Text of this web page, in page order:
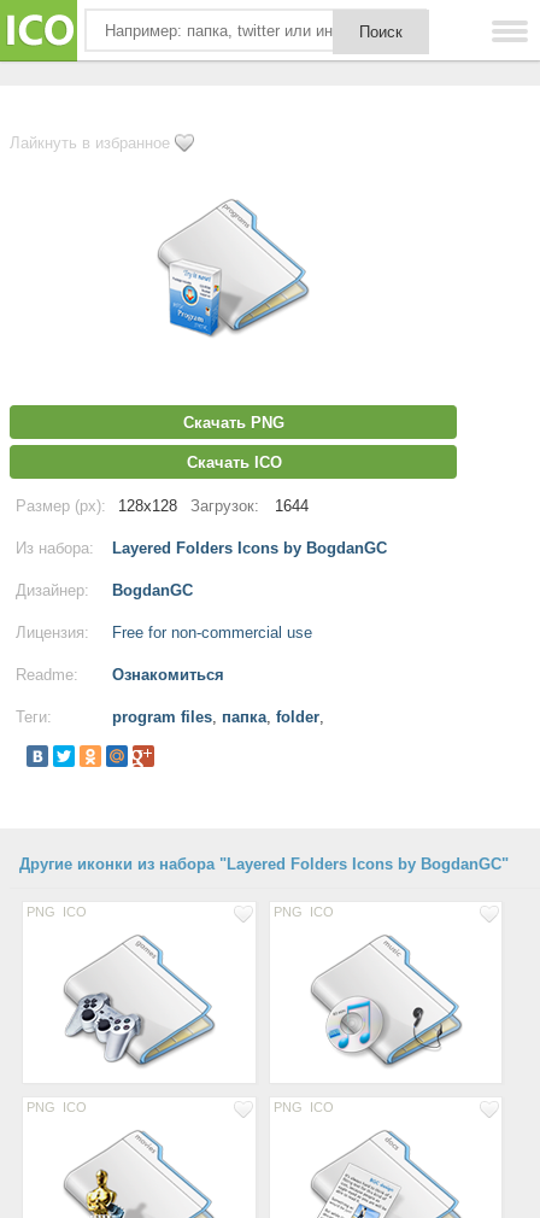
Лайкнуть в избранное
Скачать PNG
Скачать ICO
Размер (px): 128x128 Загрузок: 1644
Из набора: Layered Folders Icons by BogdanGC
Дизайнер: BogdanGC
Лицензия: Free for non-commercial use
Readme: Ознакомиться
Теги: program files, папка, folder,
Другие иконки из набора "Layered Folders Icons by BogdanGC"
PNG ICO PNG ICO
PNG ICO PNG ICO